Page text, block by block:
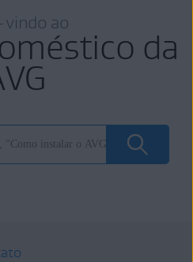
ao
da